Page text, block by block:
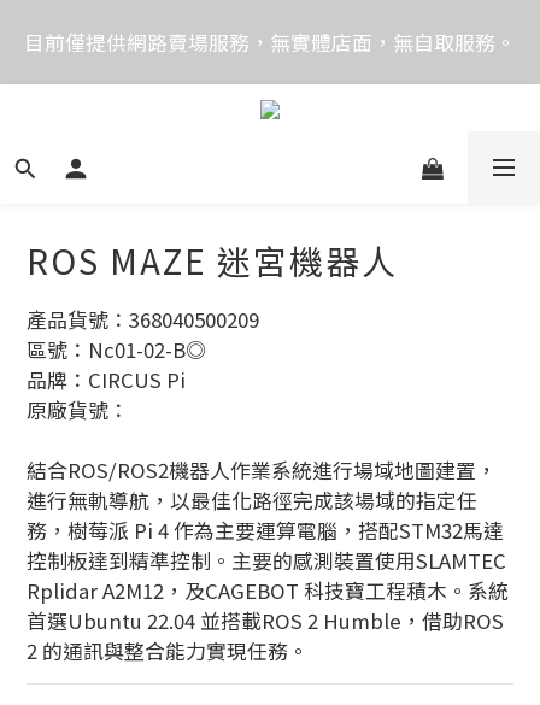
價格均含稅，下單享優惠！歡迎大量採購，由專人提供
專案報價。
目前僅提供網路賣場服務，無實體店面，無自取服務。
目前電話系統異常，暫時無法正常接聽來電，請改播
ROS MAZE 迷宮機器人
產品貨號：368040500209
區號：Nc01-02-B◎
品牌：CIRCUS Pi
原廠貨號：
結合ROS/ROS2機器人作業系統進行場域地圖建置，
進行無軌導航，以最佳化路徑完成該場域的指定任
務，樹莓派 Pi 4 作為主要運算電腦，搭配STM32馬達
控制板達到精準控制。主要的感測裝置使用SLAMTEC
Rplidar A2M12，及CAGEBOT 科技寶工程積木。系統
首選Ubuntu 22.04 並搭載ROS 2 Humble，借助ROS
2 的通訊與整合能力實現任務。